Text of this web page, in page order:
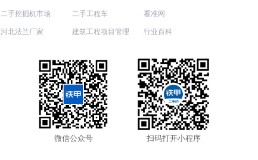
二手挖掘机市场 二手工程车 看准网
河北法兰厂家 建筑工程项目管理 行业百科
微信公众号 扫码打开小程序